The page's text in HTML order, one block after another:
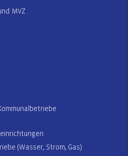
MVZ
(Wasser, Strom, Gas)